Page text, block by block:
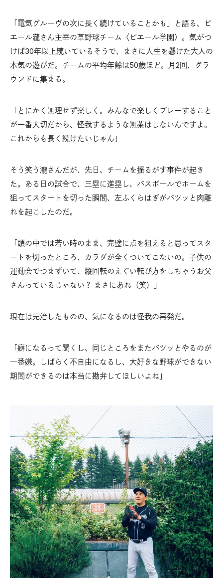
「電気グルーヴの次に長く続けていることかも」と語る、ピ
エール瀧さん主宰の草野球チーム〈ピエール学園〉。気がつ
けば30年以上続いているそうで、まさに人生を懸けた大人の
本気の遊びだ。チームの平均年齢は50歳ほど。月2回、グラ
ウンドに集まる。
「とにかく無理せず楽しく。みんなで楽しくプレーすること
が一番大切だから、怪我するような無茶はしないんですよ。
これからも長く続けたいじゃん」
そう笑う瀧さんだが、先日、チームを揺るがす事件が起き
た。ある日の試合で、三塁に進塁し、パスボールでホームを
狙ってスタートを切った瞬間、左ふくらはぎがバツッと肉離
れを起こしたのだ。
「頭の中では若い時のまま、完璧に点を狙えると思ってスタ
ートを切ったところ、カラダが全くついてこないの。子供の
運動会でつまずいて、縦回転のえぐい転び方をしちゃうお父
さんっているじゃない？ まさにあれ（笑）」
現在は完治したものの、気になるのは怪我の再発だ。
「癖になるって聞くし、同じところをまたバツッとやるのが
一番嫌。しばらく不自由になるし、大好きな野球ができない
期間ができるのは本当に勘弁してほしいよね」